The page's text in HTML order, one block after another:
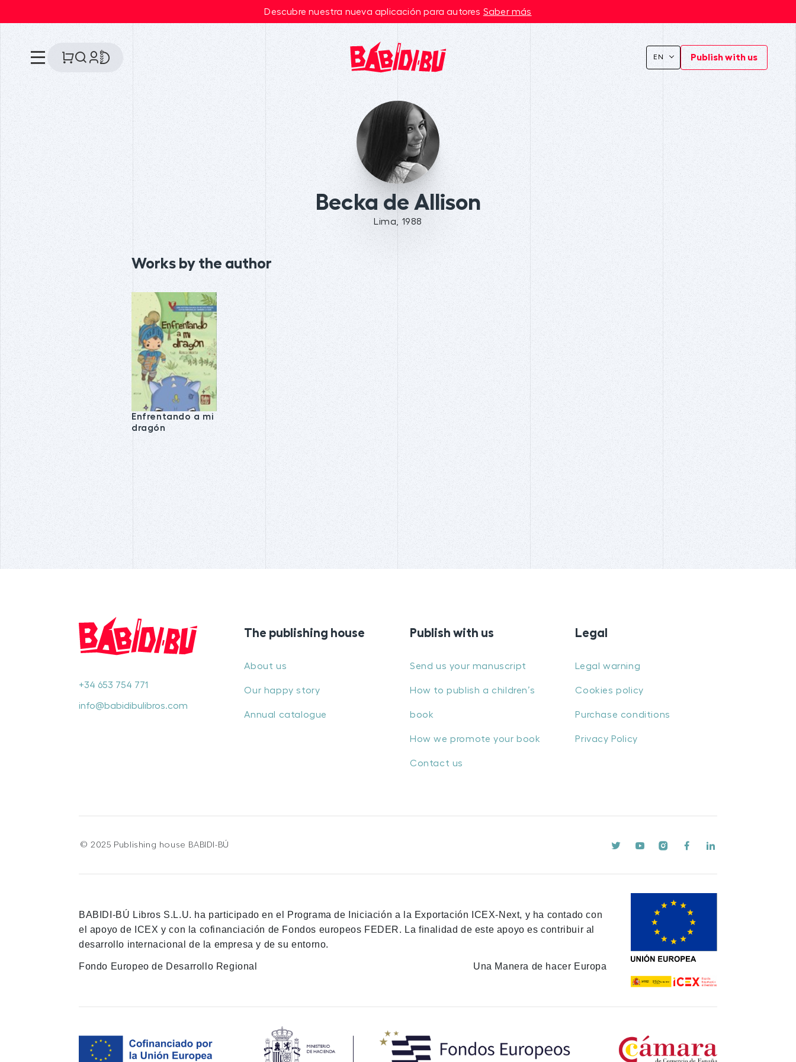
Descubre nuestra nueva aplicación para autores Saber más
EN Publish with us
Becka de Allison
Lima, 1988
Works by the author
Enfrentando a mi
dragón
+34 653 754 771
info@babidibulibros.com
The publishing house
About us
Our happy story
Annual catalogue
Publish with us
Send us your manuscript
How to publish a children’s
book
How we promote your book
Contact us
Legal
Legal warning
Cookies policy
Purchase conditions
Privacy Policy
© 2025 Publishing house BABIDI-BÚ
BABIDI-BÚ Libros S.L.U. ha participado en el Programa de Iniciación a la Exportación ICEX-Next, y ha contado con
el apoyo de ICEX y con la cofinanciación de Fondos europeos FEDER. La finalidad de este apoyo es contribuir al
desarrollo internacional de la empresa y de su entorno.
Fondo Europeo de Desarrollo Regional Una Manera de hacer Europa